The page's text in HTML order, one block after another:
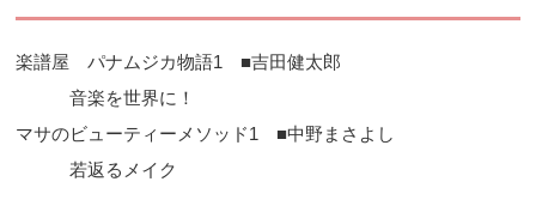
楽譜屋 パナムジカ物語1 ■吉田健太郎
音楽を世界に！
マサのビューティーメソッド1 ■中野まさよし
若返るメイク